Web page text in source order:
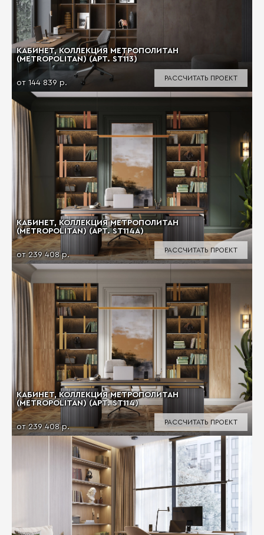
КАБИНЕТ, КОЛЛЕКЦИЯ МЕТРОПОЛИТАН
(METROPOLITAN) (АРТ. ST113)
от 144 839 р.
РАССЧИТАТЬ ПРОЕКТ
КАБИНЕТ, КОЛЛЕКЦИЯ МЕТРОПОЛИТАН
(METROPOLITAN) (АРТ. ST114A)
от 239 408 р.
РАССЧИТАТЬ ПРОЕКТ
КАБИНЕТ, КОЛЛЕКЦИЯ МЕТРОПОЛИТАН
(METROPOLITAN) (АРТ. ST114)
от 239 408 р.
РАССЧИТАТЬ ПРОЕКТ